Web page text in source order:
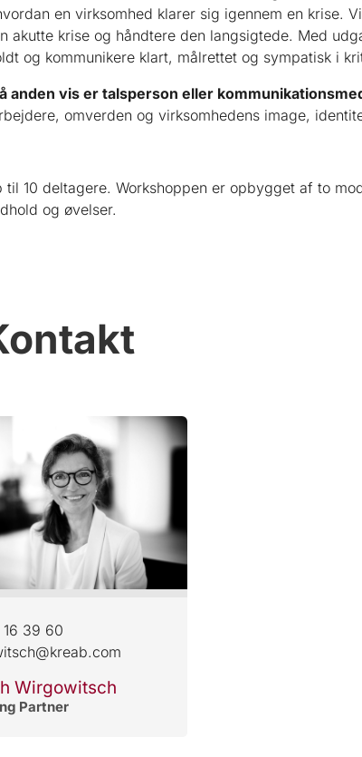
en virksomhed klarer sig igennem en krise.
krise og håndtere den langsigtede. Med
og kommunikere klart, målrettet og sympatisk i
anden vis er talsperson eller
omverden og virksomhedens image,
10 deltagere. Workshoppen er opbygget af to
og øvelser.
39 60
Wirgowitsch
Partner